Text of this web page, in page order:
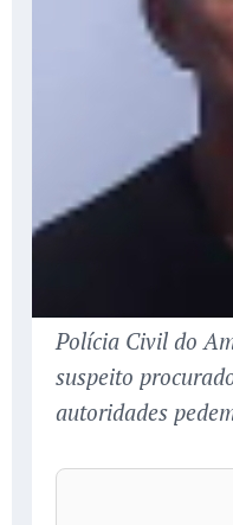
Polícia Civil do
suspeito
autoridades